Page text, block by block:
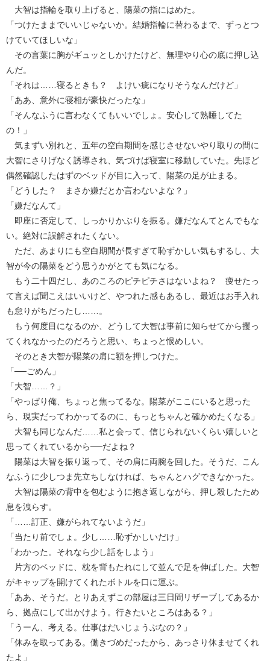
大智は指輪を取り上げると、陽菜の指にはめた。
「つけたままでいいじゃないか。結婚指輪に替わるまで、ずっとつ
けていてほしいな」
その言葉に胸がギュッとしかけたけど、無理やり心の底に押し込
んだ。
「それは……寝るときも？ よけい疵になりそうなんだけど」
「ああ、意外に寝相が豪快だったな」
「そんなふうに言わなくてもいいでしょ。安心して熟睡してた
の！」
気まずい別れと、五年の空白期間を感じさせないやり取りの間に
大智にさりげなく誘導され、気づけば寝室に移動していた。先ほど
偶然確認したはずのベッドが目に入って、陽菜の足が止まる。
「どうした？ まさか嫌だとか言わないよな？」
「嫌だなんて」
即座に否定して、しっかりかぶりを振る。嫌だなんてとんでもな
い。絶対に誤解されたくない。
ただ、あまりにも空白期間が長すぎて恥ずかしい気もするし、大
智が今の陽菜をどう思うかがとても気になる。
もう二十四だし、あのころのピチピチさはないよね？ 痩せたっ
て言えば聞こえはいいけど、やつれた感もあるし、最近はお手入れ
も怠りがちだったし……。
もう何度目になるのか、どうして大智は事前に知らせてから攫っ
てくれなかったのだろうと思い、ちょっと恨めしい。
そのとき大智が陽菜の肩に額を押しつけた。
「──ごめん」
「大智……？」
「やっぱり俺、ちょっと焦ってるな。陽菜がここにいると思った
ら、現実だってわかってるのに、もっとちゃんと確かめたくなる」
大智も同じなんだ……私と会って、信じられないくらい嬉しいと
思ってくれているから──だよね？
陽菜は大智を振り返って、その肩に両腕を回した。そうだ、こん
なふうに少しつま先立ちしなければ、ちゃんとハグできなかった。
大智は陽菜の背中を包むように抱き返しながら、押し殺したため
息を洩らす。
「……訂正、嫌がられてないようだ」
「当たり前でしょ。少し……恥ずかしいだけ」
「わかった。それなら少し話をしよう」
片方のベッドに、枕を背もたれにして並んで足を伸ばした。大智
がキャップを開けてくれたボトルを口に運ぶ。
「ああ、そうだ。とりあえずこの部屋は三日間リザーブしてあるか
ら、拠点にして出かけよう。行きたいところはある？」
「うーん、考える。仕事はだいじょうぶなの？」
「休みを取ってある。働きづめだったから、あっさり休ませてくれ
たよ」